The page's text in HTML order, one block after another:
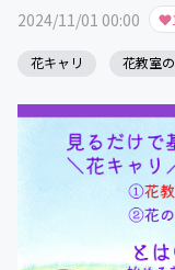
2024/11/01 00:00 1
花キャリ 花教室